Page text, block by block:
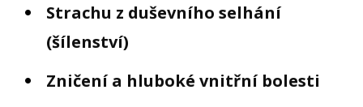
Strachu z duševního selhání
(šílenství)
Zničení a hluboké vnitřní bolesti